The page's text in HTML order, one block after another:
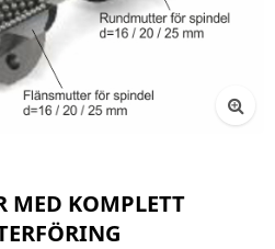
MED KOMPLETT